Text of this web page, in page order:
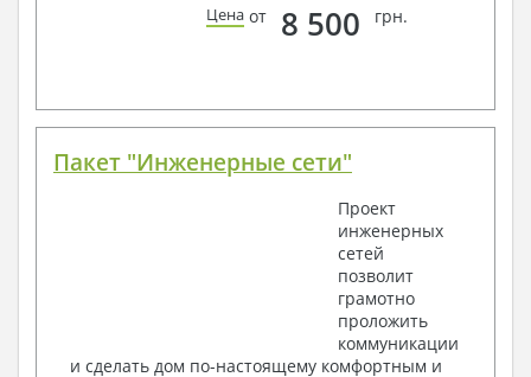
Элементы кровли – схемы расположения
3. Инженерный раздел (приобретается по желанию
за дополнительную плату):
Условные обозначения с общими данными
Поэтажная система водоснабжения и
Аксонометрическая схема водоснабжения и
Узлы и спецификация материалов
Цена от 8 500 грн.
Пакет "Инженерные сети"
Проект
инженерных
сетей
позволит
грамотно
проложить
коммуникации
и сделать дом по-настоящему комфортным и